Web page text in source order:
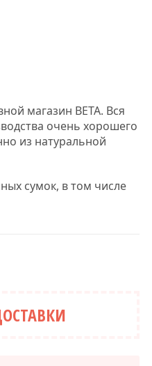
магазин BETA. Вся
очень хорошего
из натуральной
сумок, в том числе